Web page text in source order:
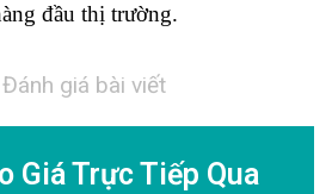
đầu thị trường.
Đánh giá bài viết
Giá Trực Tiếp Qua